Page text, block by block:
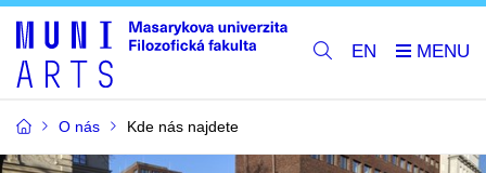
EN
O nás Kde nás najdete